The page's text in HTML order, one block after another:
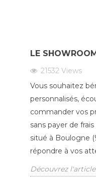
LE
21532 Views
Vous souhaitez
personnalisés,
commander vos
sans payer de
situé à Boulogne
répondre à vos
Découvrez